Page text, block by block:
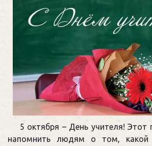
5 октября – День учителя! Этот
напомнить людям о том, какой